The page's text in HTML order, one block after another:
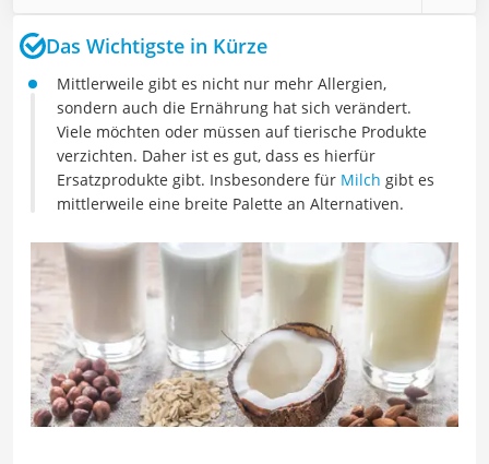
Das Wichtigste in Kürze
Mittlerweile gibt es nicht nur mehr Allergien,
sondern auch die Ernährung hat sich verändert.
Viele möchten oder müssen auf tierische Produkte
verzichten. Daher ist es gut, dass es hierfür
Ersatzprodukte gibt. Insbesondere für Milch gibt es
mittlerweile eine breite Palette an Alternativen.